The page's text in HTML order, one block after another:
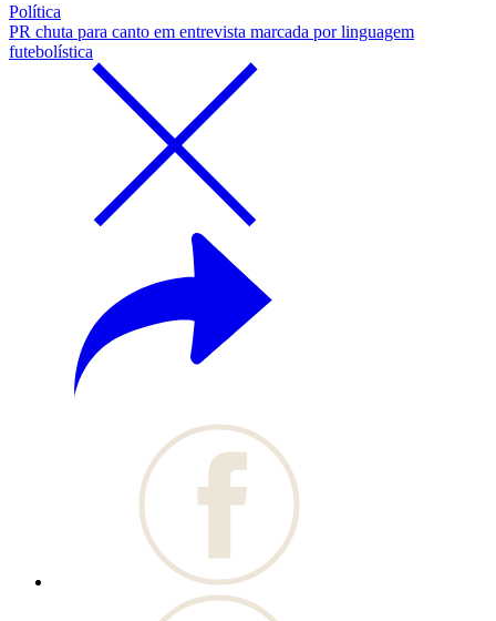
Política
PR chuta para canto em entrevista marcada por linguagem
futebolística